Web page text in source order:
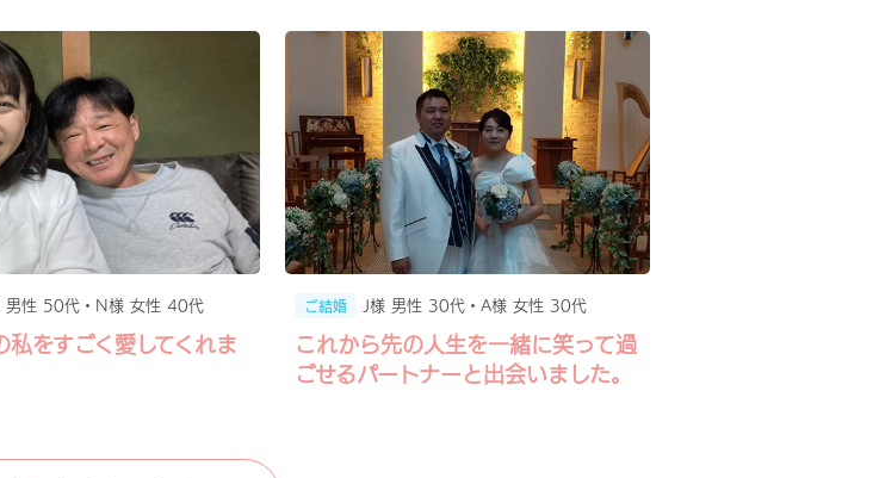
男性 50代・N様 女性 40代
私をすごく愛してくれま
ご結婚 J様 男性 30代・A様 女性 30代
これから先の人生を一緒に笑って過
ごせるパートナーと出会いました。